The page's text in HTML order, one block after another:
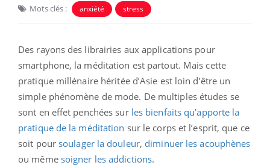
Mots clés : anxiété stress
Des rayons des librairies aux applications pour
smartphone, la méditation est partout. Mais cette
pratique millénaire héritée d’Asie est loin d’être un
simple phénomène de mode. De multiples études se
sont en effet penchées sur les bienfaits qu’apporte la
pratique de la méditation sur le corps et l’esprit, que ce
soit pour soulager la douleur, diminuer les acouphènes
ou même soigner les addictions.